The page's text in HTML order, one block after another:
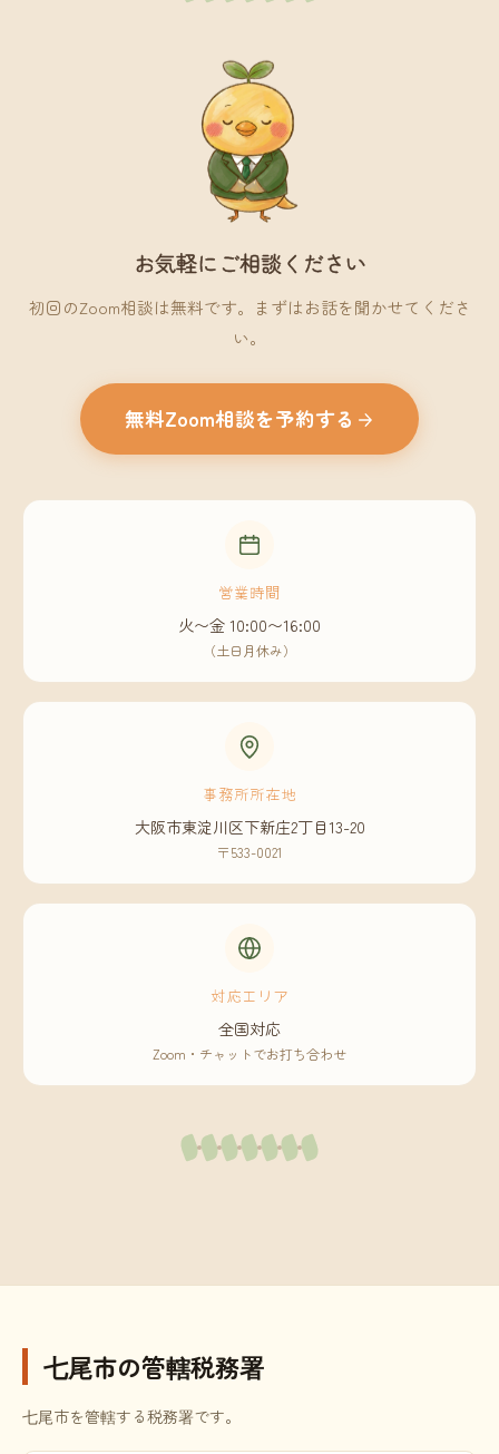
お気軽にご相談ください
初回のZoom相談は無料です。まずはお話を聞かせてくださ
い。
無料Zoom相談を予約する
営業時間
火〜金 10:00〜16:00
（土日月休み）
事務所所在地
大阪市東淀川区下新庄2丁目13-20
〒533-0021
対応エリア
全国対応
Zoom・チャットでお打ち合わせ
七尾市の管轄税務署
七尾市を管轄する税務署です。